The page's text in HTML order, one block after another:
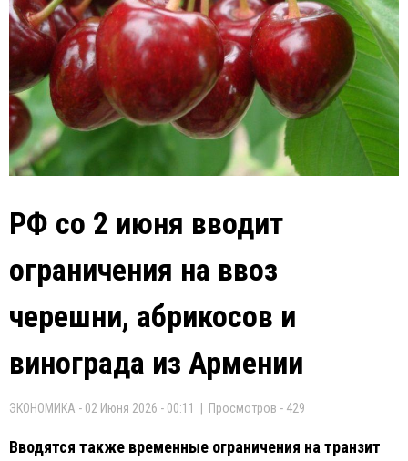
РФ со 2 июня вводит
ограничения на ввоз
черешни, абрикосов и
винограда из Армении
ЭКОНОМИКА - 02 Июня 2026 - 00:11 | Просмотров - 429
Вводятся также временные ограничения на транзит